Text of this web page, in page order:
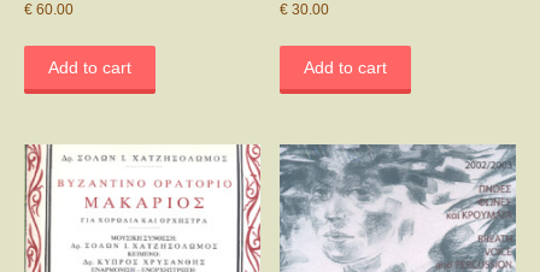
€ 60.00
Add to cart
€ 30.00
Add to cart